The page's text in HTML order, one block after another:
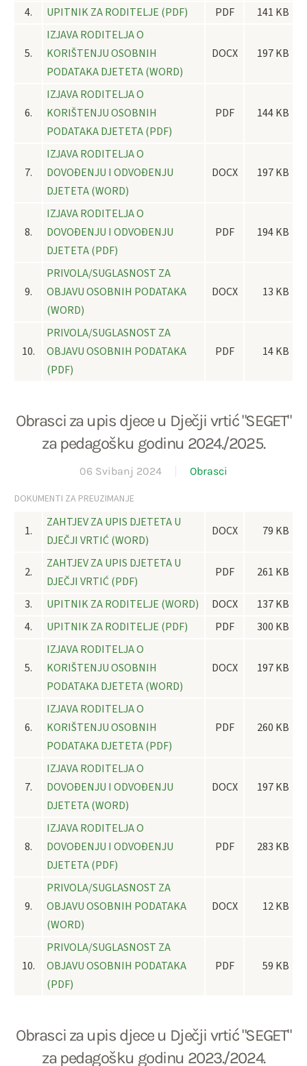
4.
UPITNIK ZA RODITELJE (PDF) PDF 141 KB
5.
IZJAVA RODITELJA O
KORIŠTENJU OSOBNIH
PODATAKA DJETETA (WORD)
DOCX 197 KB
6.
IZJAVA RODITELJA O
KORIŠTENJU OSOBNIH
PODATAKA DJETETA (PDF)
PDF 144 KB
7.
IZJAVA RODITELJA O
DOVOĐENJU I ODVOĐENJU
DJETETA (WORD)
DOCX 197 KB
8.
IZJAVA RODITELJA O
DOVOĐENJU I ODVOĐENJU
DJETETA (PDF)
PDF 194 KB
9.
PRIVOLA/SUGLASNOST ZA
OBJAVU OSOBNIH PODATAKA
(WORD)
DOCX 13 KB
10.
PRIVOLA/SUGLASNOST ZA
OBJAVU OSOBNIH PODATAKA
(PDF)
PDF 14 KB
Obrasci za upis djece u Dječji vrtić "SEGET"
za pedagošku godinu 2024./2025.
06 Svibanj 2024 Obrasci
DOKUMENTI ZA PREUZIMANJE
1.
ZAHTJEV ZA UPIS DJETETA U
DJEČJI VRTIĆ (WORD)
DOCX 79 KB
2.
ZAHTJEV ZA UPIS DJETETA U
DJEČJI VRTIĆ (PDF)
PDF 261 KB
3. UPITNIK ZA RODITELJE (WORD) DOCX
137 KB
4.
UPITNIK ZA RODITELJE (PDF) PDF 300 KB
5.
IZJAVA RODITELJA O
KORIŠTENJU OSOBNIH
PODATAKA DJETETA (WORD)
DOCX 197 KB
6.
IZJAVA RODITELJA O
KORIŠTENJU OSOBNIH
PODATAKA DJETETA (PDF)
PDF 260 KB
7.
IZJAVA RODITELJA O
DOVOĐENJU I ODVOĐENJU
DJETETA (WORD)
DOCX 197 KB
8.
IZJAVA RODITELJA O
DOVOĐENJU I ODVOĐENJU
DJETETA (PDF)
PDF 283 KB
9.
PRIVOLA/SUGLASNOST ZA
OBJAVU OSOBNIH PODATAKA
(WORD)
DOCX 12 KB
10.
PRIVOLA/SUGLASNOST ZA
OBJAVU OSOBNIH PODATAKA
(PDF)
PDF 59 KB
Obrasci za upis djece u Dječji vrtić "SEGET"
za pedagošku godinu 2023./2024.